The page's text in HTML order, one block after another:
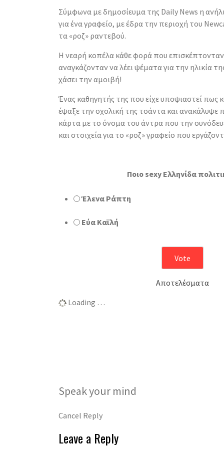
Σύμφωνα με δημοσίευμα της Daily News η
για ένα γραφείο, με έδρα την περιοχή του
τα «ροζ» ραντεβού.
Η νεαρή κοπέλα κάθε φορά που
αναγκάζονταν να λέει ψέματα για την ηλικία
χάσει την αμοιβή!
Ένας καθηγητής της που είχε υποψιαστεί πως
έψαξε την σχολική της τσάντα και ανακάλυψε
κάρτα με το όνομα του άντρα που την
και στοιχεία για το «ροζ» γραφείο που
Ποιο sexy Ελληνίδα
Έλενα Ράπτη
Εύα Καϊλή
Αποτελέσματα
Loading …
Speak your mind
Cancel Reply
Leave a Reply